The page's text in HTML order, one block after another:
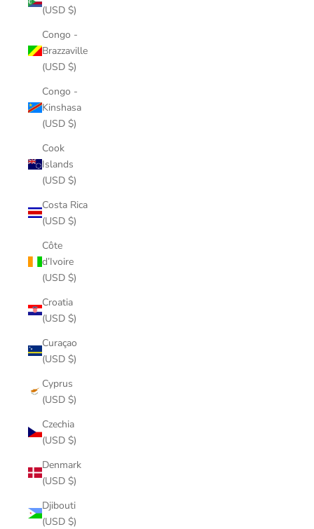
(USD $)
Congo -
Brazzaville
(USD $)
Congo -
Kinshasa
(USD $)
Cook
Islands
(USD $)
Costa Rica
(USD $)
Côte
d’Ivoire
(USD $)
Croatia
(USD $)
Curaçao
(USD $)
Cyprus
(USD $)
Czechia
(USD $)
Denmark
(USD $)
Djibouti
(USD $)